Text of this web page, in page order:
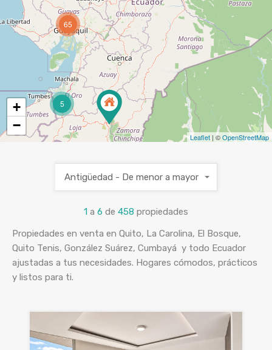
5
65
+
−
Leaflet | ©OpenStreetMap
1 a 6 de 458 propiedades
Antigüedad - De menor a mayor
Propiedades en venta en Quito, La Carolina, El Bosque,
Quito Tenis, González Suárez, Cumbayá y todo Ecuador
ajustadas a tus necesidades. Hogares cómodos, prácticos
y listos para ti.